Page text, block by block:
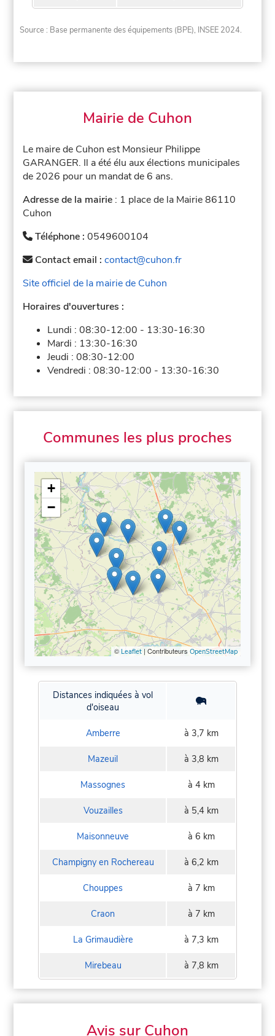
Source : Base permanente des équipements (BPE), INSEE 2024.
Mairie de Cuhon
Le maire de Cuhon est Monsieur Philippe
GARANGER. Il a été élu aux élections municipales
de 2026 pour un mandat de 6 ans.
Adresse de la mairie : 1 place de la Mairie 86110
Cuhon
Téléphone :0549600104
Contact email :contact@cuhon.fr
Site officiel de la mairie de Cuhon
Horaires d'ouvertures :
Lundi :08:30-12:00 - 13:30-16:30
Mardi : 13:30-16:30
Jeudi :08:30-12:00
Vendredi :08:30-12:00 - 13:30-16:30
Communes les plus proches
+
−
© Leaflet| Contributeurs OpenStreetMap
Distances indiquées à vol
d'oiseau
Amberre à 3,7 km
Mazeuil à 3,8 km
Massognes à 4 km
Vouzailles à 5,4 km
Maisonneuve à 6 km
Champigny en Rochereau à 6,2 km
Chouppes à 7 km
Craon à 7 km
La Grimaudière à 7,3 km
Mirebeau à 7,8 km
Avis sur Cuhon